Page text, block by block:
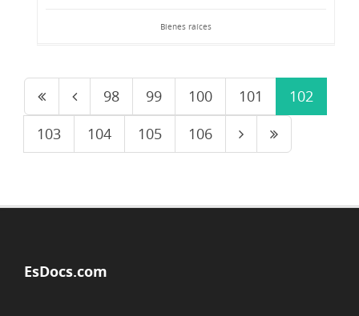
Bienes raíces
98 99 100 101
102
103
104 105 106
EsDocs.com